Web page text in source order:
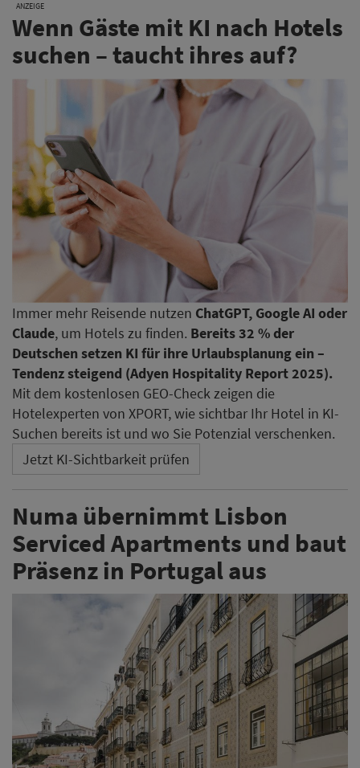
ANZEIGE
Wenn Gäste mit KI nach Hotels
suchen – taucht ihres auf?
Immer mehr Reisende nutzen ChatGPT, Google AI oder
Claude, um Hotels zu finden. Bereits 32 % der
Deutschen setzen KI für ihre Urlaubsplanung ein –
Tendenz steigend (Adyen Hospitality Report 2025).
Mit dem kostenlosen GEO-Check zeigen die
Hotelexperten von XPORT, wie sichtbar Ihr Hotel in KI-
Suchen bereits ist und wo Sie Potenzial verschenken.
Jetzt KI-Sichtbarkeit prüfen
Numa übernimmt Lisbon
Serviced Apartments und baut
Präsenz in Portugal aus